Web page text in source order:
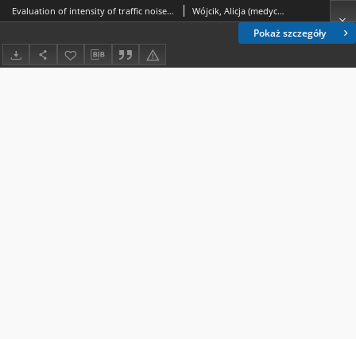
Pokaż szczegóły
Evaluation of intensity of traffic noise in different points of town routes Wójcik, Alicja (medycyna).; Sudół, Renata.; Sieklucka-Dziuba, Maria (1947-2002).